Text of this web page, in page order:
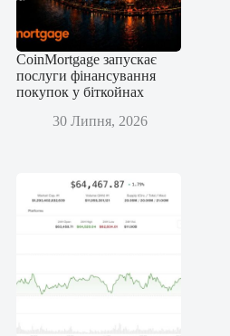
CoinMortgage запускає
послуги фінансування
покупок у біткойнах
30 Липня, 2026